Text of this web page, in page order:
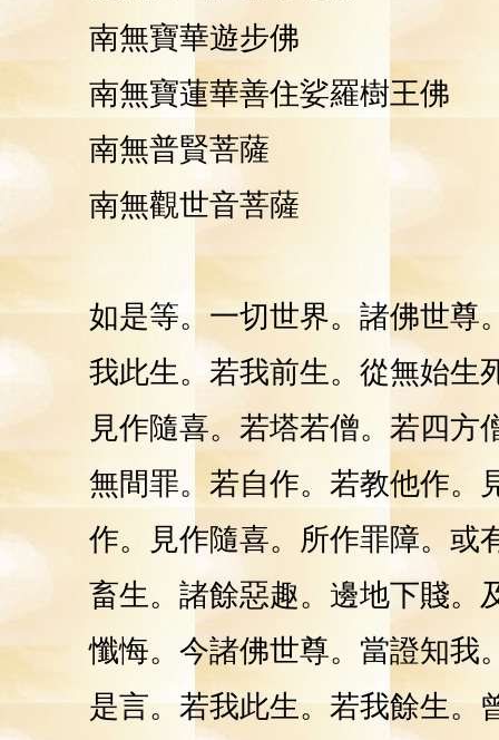
南無寶華遊步佛
南無寶蓮華善住娑羅樹王佛
南無普賢菩薩
南無觀世音菩薩
如是等。一切世界。諸佛世尊
我此生。若我前生。從無始生
見作隨喜。若塔若僧。若四方
無間罪。若自作。若教他作。
作。見作隨喜。所作罪障。或
畜生。諸餘惡趣。邊地下賤。
懺悔。今諸佛世尊。當證知我
是言。若我此生。若我餘生。